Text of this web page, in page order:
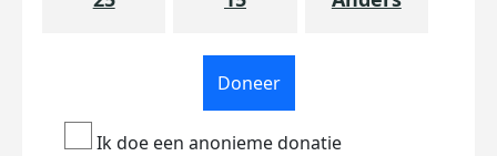
Doneer
Ik doe een anonieme donatie